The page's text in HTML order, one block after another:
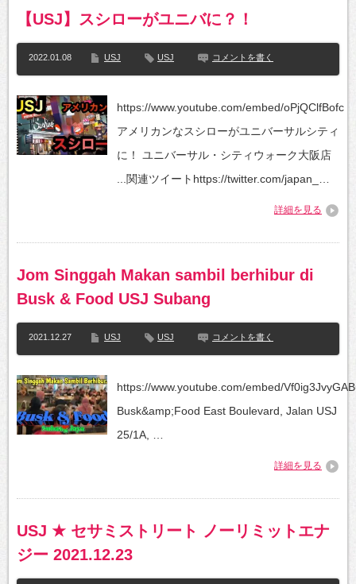
【USJ】スシローがユニバに？！
2022.01.08 USJ USJ コメントを書く
https://www.youtube.com/embed/oPjQClfBofc
アメリカンなスシローがユニバーサルシティ
に！ ユニバーサル・シティウォーク大阪店
...関連ツイートhttps://twitter.com/japan_…
詳細を見る
Jom Singgah Makan sambil berhibur di
Busk & Food USJ Subang
2021.12.27 USJ USJ コメントを書く
https://www.youtube.com/embed/
Busk&amp;Food East Boulevard, Jalan USJ
25/1A, …
詳細を見る
USJ ★ セサミストリート ノーリミットエナ
ジー 2021.12.23